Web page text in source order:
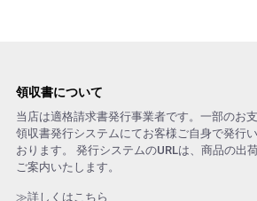
領収書について
当店は適格請求書発行事業者です。一部のお
領収書発行システムにてお客様ご自身で発行
おります。 発行システムのURLは、商品の出
ご案内いたします。
≫詳しくはこちら